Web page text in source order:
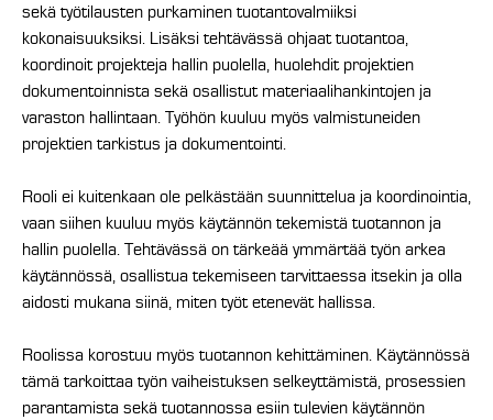
sekä työtilausten purkaminen tuotantovalmiiksi
kokonaisuuksiksi. Lisäksi tehtävässä ohjaat tuotantoa,
koordinoit projekteja hallin puolella, huolehdit projektien
dokumentoinnista sekä osallistut materiaalihankintojen ja
varaston hallintaan. Työhön kuuluu myös valmistuneiden
projektien tarkistus ja dokumentointi.
Rooli ei kuitenkaan ole pelkästään suunnittelua ja koordinointia,
vaan siihen kuuluu myös käytännön tekemistä tuotannon ja
hallin puolella. Tehtävässä on tärkeää ymmärtää työn arkea
käytännössä, osallistua tekemiseen tarvittaessa itsekin ja olla
aidosti mukana siinä, miten työt etenevät hallissa.
Roolissa korostuu myös tuotannon kehittäminen. Käytännössä
tämä tarkoittaa työn vaiheistuksen selkeyttämistä, prosessien
parantamista sekä tuotannossa esiin tulevien käytännön